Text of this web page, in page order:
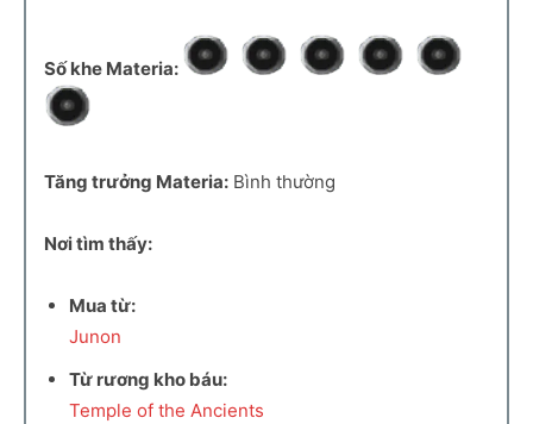
Số khe Materia:
Tăng trưởng Materia: Bình thường
Nơi tìm thấy:
Mua từ:
Junon
Từ rương kho báu:
Temple of the Ancients